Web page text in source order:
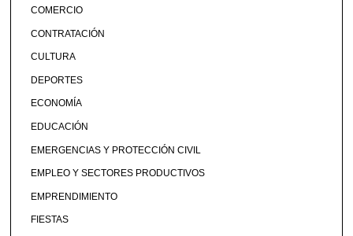
COMERCIO
CONTRATACIÓN
CULTURA
DEPORTES
ECONOMÍA
EDUCACIÓN
EMERGENCIAS Y PROTECCIÓN CIVIL
EMPLEO Y SECTORES PRODUCTIVOS
EMPRENDIMIENTO
FIESTAS